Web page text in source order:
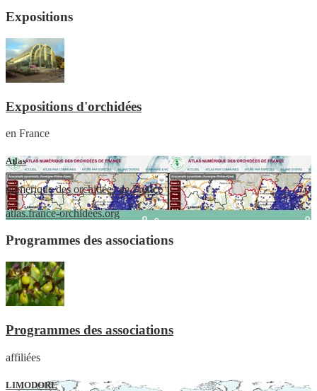
Expositions
Expositions d'orchidées
en France
Atlas
numérique des orchidées de France
atlas.france-orchidees.org
Programmes des associations
Programmes des associations
affiliées
LIMODORE